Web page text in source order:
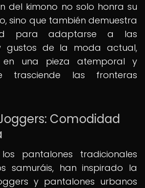
del kimono no solo honra su
sino que también demuestra
para adaptarse a las
gustos de la moda actual,
en una pieza atemporal y
trasciende las fronteras
Comodidad
pantalones tradicionales
samuráis, han inspirado la
y pantalones urbanos